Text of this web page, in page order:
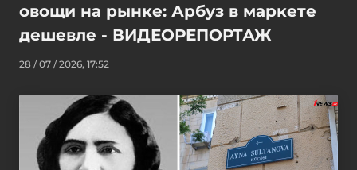
овощи на рынке: Арбуз в маркете
дешевле - ВИДЕОРЕПОРТАЖ
28 / 07 / 2026, 17:52